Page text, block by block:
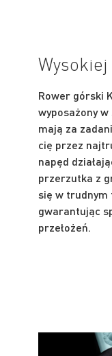
Rower górski
wyposażony
mają za
cię przez
napęd
przerzutka z
się w trudnym
gwarantując
przełożeń.